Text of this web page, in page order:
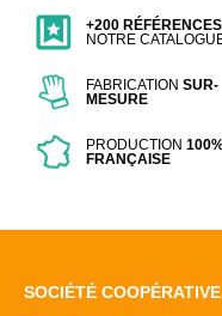
+200 RÉFÉRENCES
NOTRE
FABRICATIONSUR-
MESURE
PRODUCTION
FRANÇAISE
SOCIÉTÉ